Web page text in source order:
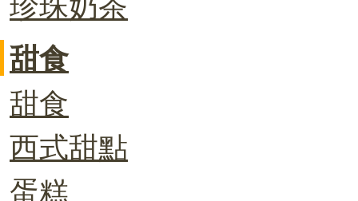
甜食
甜食
西式甜點
蛋糕